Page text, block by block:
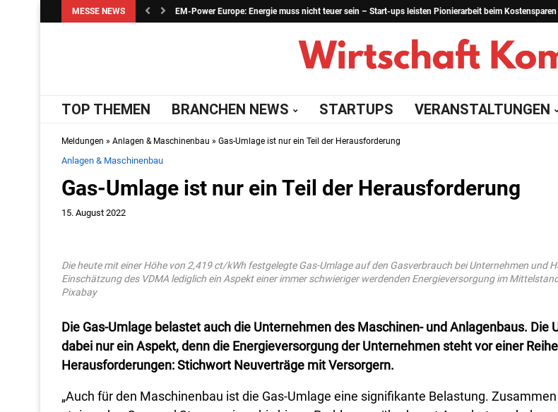
MESSE NEWS EM-Power Europe: Energie muss nicht teuer sein – Start-ups leisten Pionierarbeit beim Kostensparen
TOP THEMEN BRANCHEN NEWS STARTUPS VERANSTALTUNGEN
Meldungen » Anlagen & Maschinenbau » Gas-Umlage ist nur ein Teil der Herausforderung
Anlagen & Maschinenbau
Gas-Umlage ist nur ein Teil der Herausforderung
15. August 2022
Die heute mit einer Höhe von 2,419 ct/kWh festgelegte Gas-Umlage auf den Gasverbrauch bei Unternehmen und
Einschätzung des VDMA lediglich ein Aspekt einer immer schwieriger werdenden Energieversorgung im
Pixabay
Die Gas-Umlage belastet auch die Unternehmen des Maschinen- und Anlagenbaus. Die
dabei nur ein Aspekt, denn die Energieversorgung der Unternehmen steht vor einer
Herausforderungen: Stichwort Neuverträge mit Versorgern.
„Auch für den Maschinenbau ist die Gas-Umlage eine signifikante Belastung.